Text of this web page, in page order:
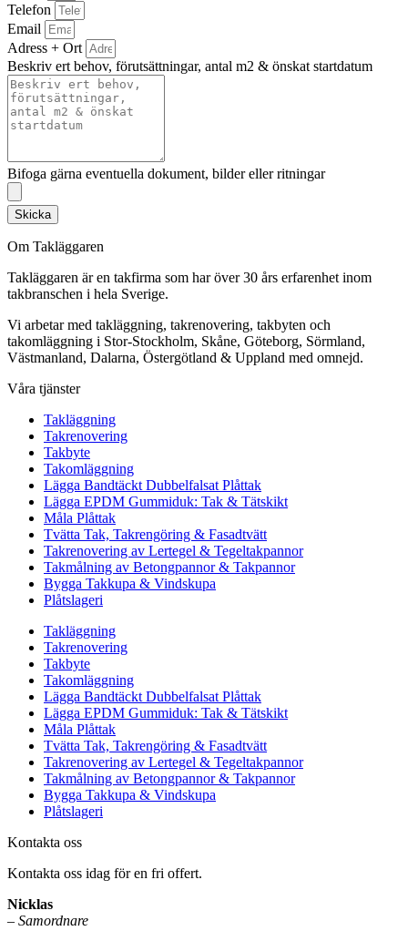
Telefon
Email
Adress + Ort
Beskriv ert behov, förutsättningar, antal m2 & önskat startdatum
Bifoga gärna eventuella dokument, bilder eller ritningar
Skicka
Om Takläggaren
Takläggaren är en takfirma som har över 30 års erfarenhet inom
takbranschen i hela Sverige.
Vi arbetar med takläggning, takrenovering, takbyten och
takomläggning i Stor-Stockholm, Skåne, Göteborg, Sörmland,
Västmanland, Dalarna, Östergötland & Uppland med omnejd.
Våra tjänster
Takläggning
Takrenovering
Takbyte
Takomläggning
Lägga Bandtäckt Dubbelfalsat Plåttak
Lägga EPDM Gummiduk: Tak & Tätskikt
Måla Plåttak
Tvätta Tak, Takrengöring & Fasadtvätt
Takrenovering av Lertegel & Tegeltakpannor
Takmålning av Betongpannor & Takpannor
Bygga Takkupa & Vindskupa
Plåtslageri
Takläggning
Takrenovering
Takbyte
Takomläggning
Lägga Bandtäckt Dubbelfalsat Plåttak
Lägga EPDM Gummiduk: Tak & Tätskikt
Måla Plåttak
Tvätta Tak, Takrengöring & Fasadtvätt
Takrenovering av Lertegel & Tegeltakpannor
Takmålning av Betongpannor & Takpannor
Bygga Takkupa & Vindskupa
Plåtslageri
Kontakta oss
Kontakta oss idag för en fri offert.
Nicklas
– Samordnare